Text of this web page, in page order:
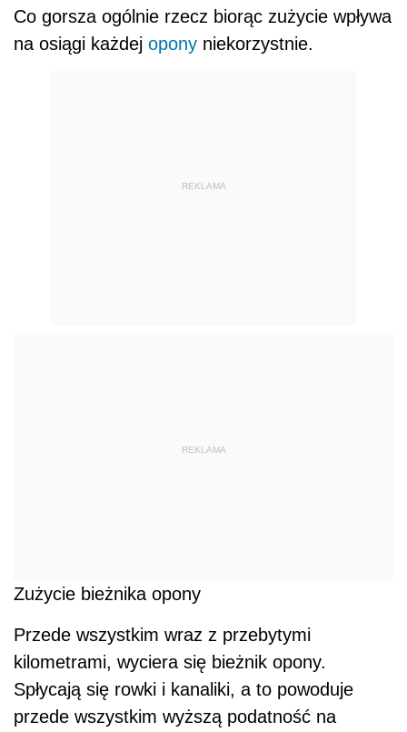
Co gorsza ogólnie rzecz biorąc zużycie wpływa
na osiągi każdej opony niekorzystnie.
REKLAMA
REKLAMA
Zużycie bieżnika opony
Przede wszystkim wraz z przebytymi
kilometrami, wyciera się bieżnik opony.
Spłycają się rowki i kanaliki, a to powoduje
przede wszystkim wyższą podatność na